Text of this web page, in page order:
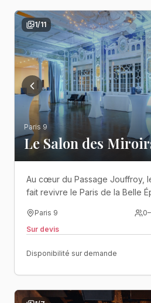
1/11
Paris 9
Le Salon des
Au cœur du Passage Jouffroy,
fait revivre le Paris de la Belle
intemporelle..
Paris 9 0–
Sur devis
Disponibilité sur demande